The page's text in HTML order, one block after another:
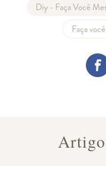
Diy - Faça Você
Faça